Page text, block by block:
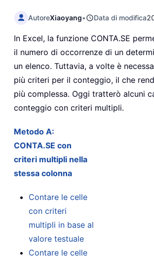
AutoreXiaoyang• Data di modifica
In Excel, la funzione CONTA.SE
il numero di occorrenze di un
un elenco. Tuttavia, a volte è
più criteri per il conteggio, il che
più complessa. Oggi tratterò alcuni
conteggio con criteri multipli.
Metodo A:
CONTA.SE con
criteri multipli nella
stessa colonna
Contare le celle
con criteri
multipli in base al
valore testuale
Contare le celle